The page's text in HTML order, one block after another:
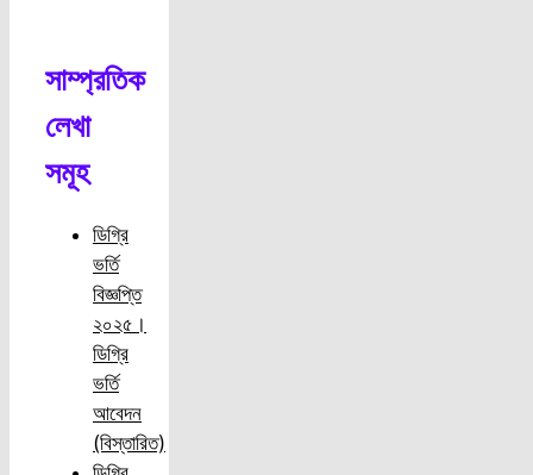
সাম্প্রতিক
লেখা
সমূহ
ডিগ্রি
ভর্তি
বিজ্ঞপ্তি
২০২৫।
ডিগ্রি
ভর্তি
আবেদন
(বিস্তারিত)